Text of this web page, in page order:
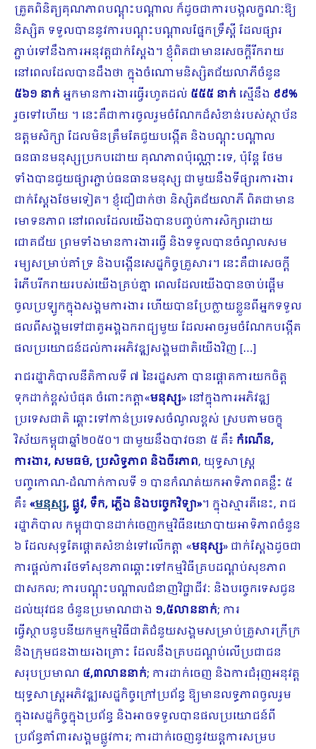
ត្រួតពិនិត្យគុណភាពបណ្តុះបណ្តាល ក៏ដូចជាការបង្កលក្ខណៈឱ្យ​
និស្សិត ទទួលបាននូវការបណ្តុះបណ្តាលផ្នែកទ្រឹស្តី ដែលផ្សារ
ភ្ជាប់ទៅនឹងការអនុវត្តជាក់ស្តែង។ ខ្ញុំ​ពិតជាមានសេចក្តីរីករាយ
នៅពេលដែលបានដឹងថា ក្នុងចំណោមនិស្សិតជ័យលាភីចំនួន
៥៦១ នាក់អ្នកមានការងារធ្វើរហូតដល់​ ៥៥៥ នាក់ស្មើនឹង ៩៩%
រួចទៅហើយ ។ នេះគឺជា​ការចូលរួមចំណែក​ដ៏សំខាន់របស់ស្ថាប័ន
ឧត្តមសិក្សា ដែលមិនត្រឹមតែជួយបង្កើត​ និងបណ្តុះបណ្តាល​
ធនធាន​មនុស្សប្រកបដោយ ​គុណភាពប៉ុណ្ណោះទេ, ប៉ុន្តែ ថែម
ទាំងបាន​ជួយផ្សារភ្ជាប់ធនធានមនុស្ស ជាមួយ​នឹងទីផ្សារ​ការងារ
ជាក់ស្តែងថែមទៀត​។​ ខ្ញុំ​ជឿជាក់ថា និស្សិតជ័យលាភី ពិតជាមាន
មោទនភាព នៅពេលដែលយើង​បាន​បញ្ចប់ការសិក្សាដោយ​
ជោគជ័យ ព្រម​ទាំង​​មាន​ការងារធ្វើ​ និងទទួលបានចំណូលសម
រម្យ​សម្រាប់គាំទ្រ​ និងបង្កើន​សេដ្ឋកិច្ចគ្រួសារ។ នេះគឺជាសេចក្តី
រំភើបរីករាយរបស់យើង​គ្រប់​គ្នា​ ពេលដែល​យើងបាន​ចាប់​ផ្តើម​​
ចូលប្រឡូកក្នុងសង្គមការងារ ហើយបាន​ប្រែក្លាយខ្លួនពីអ្នក​ទទួល​
ផល​ពីសង្គម​​ទៅជាតួអង្គ​ឯករាជ្យ​មួយ ដែល​អាច​រួមចំណែកបង្កើត​
ផលប្រយោជន៍ដល់​ការអភិវឌ្ឍសង្គមជាតិយើងវិញ​ […]
រាជរដ្ឋាភិបាល​នីតិកាលទី ៧ នៃរដ្ឋសភា បាន​ផ្តោត​ការយកចិត្ត​
ទុកដាក់​ខ្ពស់បំផុត ចំពោះកត្តា«មនុស្ស» នៅ​ក្នុងការអភិវឌ្ឍ
ប្រទេសជាតិ ឆ្ពោះទៅកាន់ប្រទេសចំណូលខ្ពស់ ស្របតាម​​ចក្ខុ
វិស័យកម្ពុជាឆ្នាំ២០៥០​។ ជាមួយនឹងបាវចនា ៥ គឺ៖ កំណើន,
ការងារ,សមធម៌,ប្រសិទ្ធភាព និងចីរភាព, យុទ្ធសាស្ត្រ
បញ្ចកោណ-ដំណាក់កាលទី ១ បានកំណត់យកអាទិភាពគន្លឹះ ៥
គឺ៖«មនុស្ស,ផ្លូវ,ទឹក,ភ្លើង និងបច្ចេកវិទ្យា»។ ក្នុងស្មារតីនេះ, រាជ
រដ្ឋាភិបាល កម្ពុជាបានដាក់ចេញកម្មវិធីនយោបាយអាទិភាពចំនួន
៦ ដែល​សុទ្ធតែផ្តោតសំខាន់​ទៅលើ​កត្តា «មនុស្ស» ជាក់ស្តែង​ដូចជា
ការផ្តល់ការថែទាំសុខភាពឆ្ពោះទៅកម្មវិធីគ្របដណ្តប់សុខភាព
ជាសកល; ការបណ្តុះបណ្តាលជំនាញវិជ្ជាជីវៈ និងបច្ចេកទេសជូន
ដល់យុវជន ចំនួនប្រមាណជាង ១,៥លាននាក់; ការ
ធ្វើស្ថាបនូបនីយកម្មកម្មវិធីជាតិជំនួយសង្គមសម្រាប់គ្រួសារក្រីក្រ
និងក្រុមជនងាយរងគ្រោះ ដែលនឹងគ្របដណ្តប់លើប្រជាជន
សរុបប្រមាណ ៤,៣លាននាក់; ការដាក់ចេញ និងការជំរុញ​អនុវត្ត
យុទ្ធសាស្រ្តអភិវឌ្ឍសេដ្ឋកិច្ចក្រៅប្រព័ន្ធ ឱ្យមានលទ្ធភាពចូលរួម
ក្នុងសេដ្ឋកិច្ចក្នុងប្រព័ន្ធ និងអាចទទួលបានផលប្រយោជន៍ពី
ប្រព័ន្ធគាំពារសង្គមផ្លូវការ; ការដាក់ចេញនូវយន្តការសម្រប